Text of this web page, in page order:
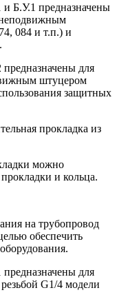
Б.У.1 предназначены
неподвижным
084 и т.п.) и
для
штуцером
защитных
прокладка из
можно
и кольца.
на трубопровод
обеспечить
для
G1/4 модели